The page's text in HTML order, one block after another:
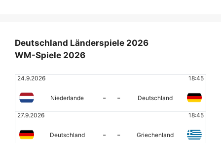
Deutschland Länderspiele 2026
WM-Spiele 2026
24.9.2026 18:45
Niederlande - - Deutschland
27.9.2026 18:45
Deutschland - - Griechenland